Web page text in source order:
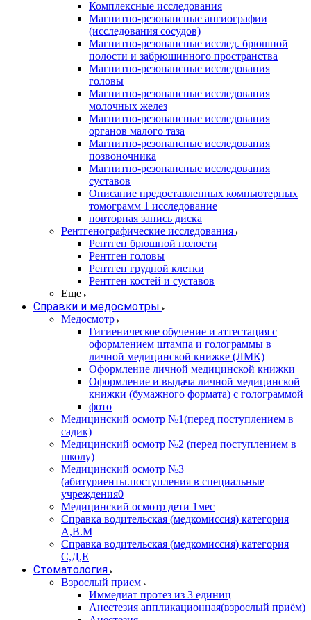
Комплексные исследования
Магнитно-резонансные ангиографии
(исследования сосудов)
Магнитно-резонансные исслед. брюшной
полости и забрюшинного пространства
Магнитно-резонансные исследования
головы
Магнитно-резонансные исследования
молочных желез
Магнитно-резонансные исследования
органов малого таза
Магнитно-резонансные исследования
позвоночника
Магнитно-резонансные исследования
суставов
Описание предоставленных компьютерных
томограмм 1 исследование
повторная запись диска
Рентгенографические исследования
Рентген брюшной полости
Рентген головы
Рентген грудной клетки
Рентген костей и суставов
Еще
Справки и медосмотры
Медосмотр
Гигиеническое обучение и аттестация с
оформлением штампа и голограммы в
личной медицинской книжке (ЛМК)
Оформление личной медицинской книжки
Оформление и выдача личной медицинской
книжки (бумажного формата) с голограммой
фото
Медицинский осмотр №1(перед поступлением в
садик)
Медицинский осмотр №2 (перед поступлением в
школу)
Медицинский осмотр №3
(абитуриенты.поступления в специальные
учреждения0
Медицинский осмотр дети 1мес
Справка водительская (медкомиссия) категория
А,В.М
Справка водительская (медкомиссия) категория
С,Д,Е
Стоматология
Взрослый прием
Иммедиат протез из 3 единиц
Анестезия аппликационная(взрослый приём)